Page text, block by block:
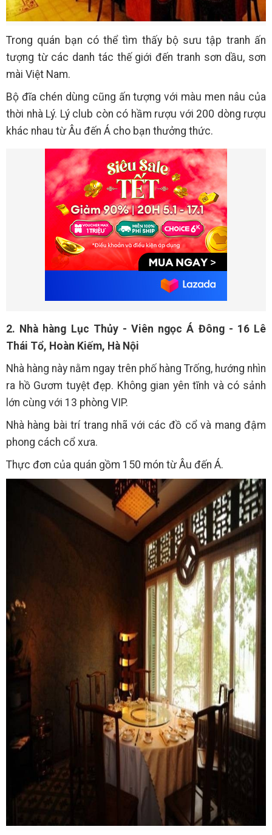
Trong quán bạn có thể tìm thấy bộ sưu tập tranh ấn
tượng từ các danh tác thế giới đến tranh sơn dầu, sơn
mài Việt Nam.
Bộ đĩa chén dùng cũng ấn tượng với màu men nâu của
thời nhà Lý. Lý club còn có hầm rượu với 200 dòng rượu
khác nhau từ Âu đến Á cho bạn thưởng thức.
2. Nhà hàng Lục Thủy - Viên ngọc Á Đông - 16 Lê
Thái Tổ, Hoàn Kiếm, Hà Nội
Nhà hàng này nằm ngay trên phố hàng Trống, hướng nhìn
ra hồ Gươm tuyệt đẹp. Không gian yên tĩnh và có sảnh
lớn cùng với 13 phòng VIP.
Nhà hàng bài trí trang nhã với các đồ cổ và mang đậm
phong cách cổ xưa.
Thực đơn của quán gồm 150 món từ Âu đến Á.